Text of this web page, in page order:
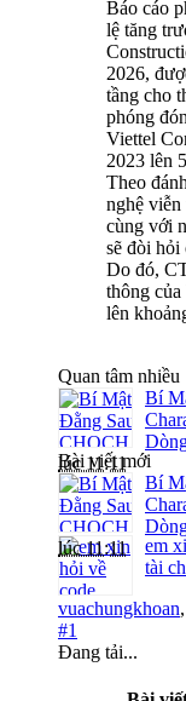
Báo cáo
lệ tăng
2026,
tầng cho
phóng
Viettel
2023 lên
Theo
nghệ
cùng với
sẽ đòi hỏi
Do đó,
thông
lên
Quan tâm nhiều
Bí
lúc 11:11
Bài viết mới
Bí
lúc 11:11
em
tài
vuachungkhoan,
#1
Đang tải...